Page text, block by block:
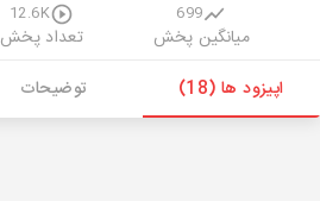
699
میانگین پخش
12.6K
تعداد پخش
اپیزود ها (18)
توضیحات